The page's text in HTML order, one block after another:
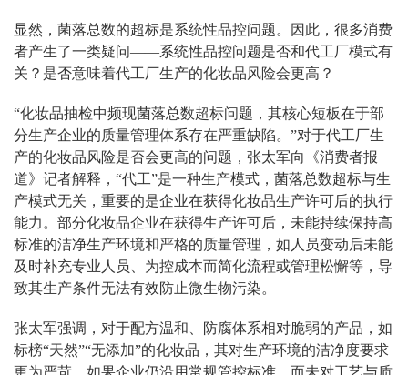
显然，菌落总数的超标是系统性品控问题。因此，很多消费
者产生了一类疑问——系统性品控问题是否和代工厂模式有
关？是否意味着代工厂生产的化妆品风险会更高？
“化妆品抽检中频现菌落总数超标问题，其核心短板在于部
分生产企业的质量管理体系存在严重缺陷。”对于代工厂生
产的化妆品风险是否会更高的问题，张太军向《消费者报
道》记者解释，“代工”是一种生产模式，菌落总数超标与生
产模式无关，重要的是企业在获得化妆品生产许可后的执行
能力。部分化妆品企业在获得生产许可后，未能持续保持高
标准的洁净生产环境和严格的质量管理，如人员变动后未能
及时补充专业人员、为控成本而简化流程或管理松懈等，导
致其生产条件无法有效防止微生物污染。
张太军强调，对于配方温和、防腐体系相对脆弱的产品，如
标榜“天然”“无添加”的化妆品，其对生产环境的洁净度要求
更为严苛。如果企业仍沿用常规管控标准，而未对工艺与质